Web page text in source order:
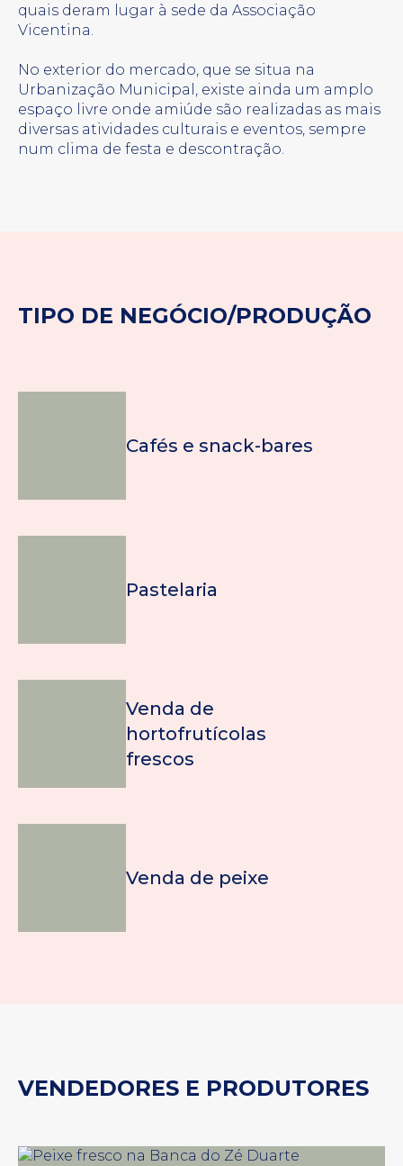
quais deram lugar à sede da Associação
Vicentina.
No exterior do mercado, que se situa na
Urbanização Municipal, existe ainda um amplo
espaço livre onde amiúde são realizadas as mais
diversas atividades culturais e eventos, sempre
num clima de festa e descontração.
TIPO DE NEGÓCIO/PRODUÇÃO
Cafés e snack-bares
Pastelaria
Venda de
hortofrutícolas
frescos
Venda de peixe
VENDEDORES E PRODUTORES